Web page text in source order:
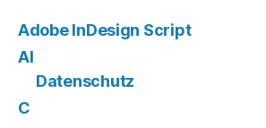
Adobe InDesign Script
AI
Datenschutz
C